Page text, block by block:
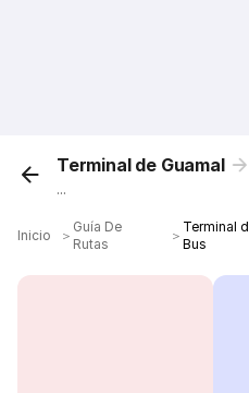
Terminal de Guamal
...
Inicio ＞
Guía De
Rutas
＞
Terminal
Bus